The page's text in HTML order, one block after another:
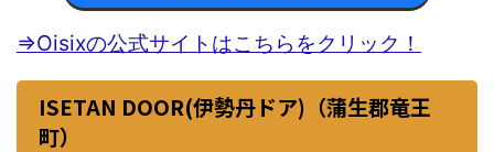
⇒Oisixの公式サイトはこちらをクリック！
ISETAN DOOR(伊勢丹ドア)（蒲生郡竜王
町）